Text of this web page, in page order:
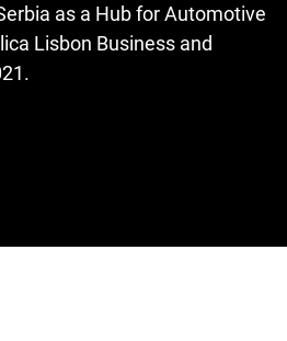
as a Hub for Automotive
Lisbon Business and